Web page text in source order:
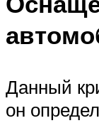
Данный
он